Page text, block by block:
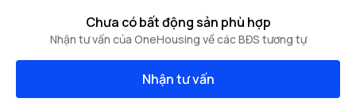
Chưa có bất động sản phù hợp
Nhận tư vấn của OneHousing về các BĐS tương tự
Nhận tư vấn